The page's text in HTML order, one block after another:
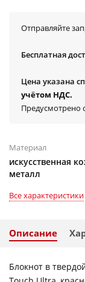
Отправляйте
Бесплатная
Цена указана
учётом НДС.
Предусмотрено
Материал
искусственная
металл
Все характеристики
Описание
Блокнот в